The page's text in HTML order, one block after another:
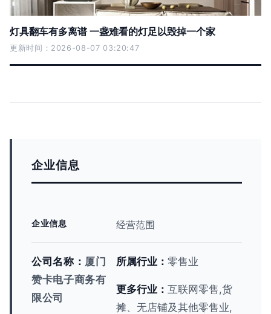
灯具翻车有多离谱 一盏难看的灯足以毁掉一个家
更新时间：2026-08-07 03:20:47
企业信息
企业信息 经营范围
公司名称： 厦门
赞卡电子商务有
限公司
所属行业： 零售业
更多行业： 互联网零售,货
摊、无店铺及其他零售业,